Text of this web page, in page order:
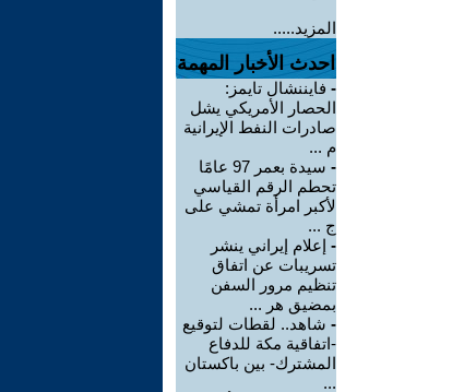
المزيد.....
احدث الأخبار المهمة
- فايننشال تايمز:
الحصار الأمريكي يشل
صادرات النفط الإيرانية
م ...
-
سيدة بعمر 97 عامًا
تحطم الرقم القياسي
لأكبر امرأة تمشي على
ج ...
- إعلام إيراني ينشر
تسريبات عن اتفاق
تنظيم مرور السفن
بمضيق هر ...
- شاهد.. لقطات لتوقيع
-اتفاقية مكة للدفاع
المشترك- بين باكستان
...